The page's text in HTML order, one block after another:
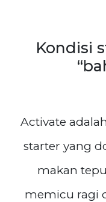
Kondisi
Activate
starter yang
makan
memicu ragi